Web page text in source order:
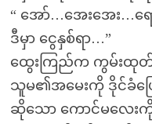
“ အော်…အေးအေး
ဒီမှာ ငွေနှစ်ရာ…”
ထွေးကြည်က ကွမ်းထုတ်
သူမ၏အမေးကို ဒိုင်ခံဖြ
ဆိုသော ကောင်မလေး